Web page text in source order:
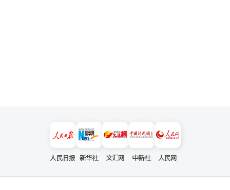
人民日报 新华社 文汇网 中新社 人民网